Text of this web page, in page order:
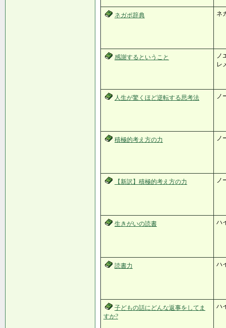
ネガポ辞典 ネ
感謝するということ
ノ
レ
人生が驚くほど逆転する思考法 ノ
積極的考え方の力 ノ
【新訳】積極的考え方の力 ノ
生きがいの読書 ハ
読書力 ハ
子どもの話にどんな返事をしてま
すか?
ハ